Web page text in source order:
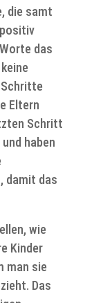
die samt
das
Eltern
Schritt
haben
damit das
wie
Kinder
man sie
Das